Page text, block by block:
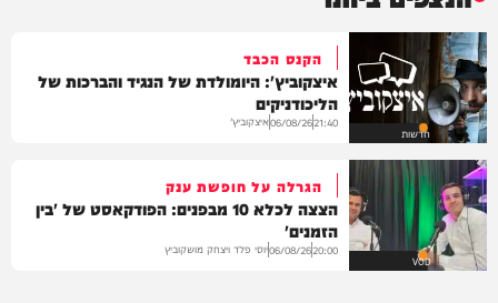
חדשות
הקנס הכבד
איצקוביץ': היומולדת של הנגיד והברכות של
הליכודניקים
21:40
06/08/26איצקוביץ'
VOD
הגרלה על חופשת ענק
הצצה לכלא 10 מבפנים: הפודקאסט של 'בין
הזמנים'
20:00
06/08/26יוסי פלד ויצחק מושקוביץ